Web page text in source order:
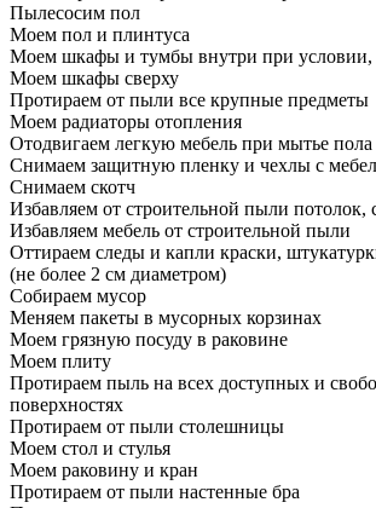
Пылесосим пол
Моем пол и плинтуса
Моем шкафы и тумбы внутри при условии,
Моем шкафы сверху
Протираем от пыли все крупные предметы
Моем радиаторы отопления
Отодвигаем легкую мебель при мытье пола
Снимаем защитную пленку и чехлы с
Снимаем скотч
Избавляем от строительной пыли потолок,
Избавляем мебель от строительной пыли
Оттираем следы и капли краски,
(не более 2 см диаметром)
Собираем мусор
Меняем пакеты в мусорных корзинах
Моем грязную посуду в раковине
Моем плиту
Протираем пыль на всех доступных и
поверхностях
Протираем от пыли столешницы
Моем стол и стулья
Моем раковину и кран
Протираем от пыли настенные бра